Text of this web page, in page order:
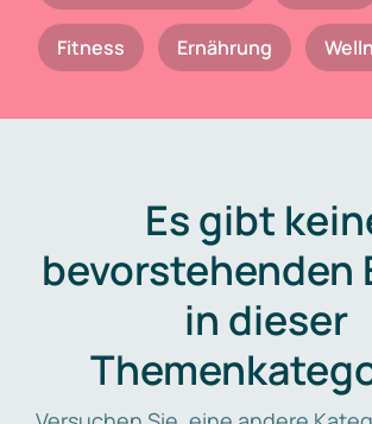
Fitness Ernährung
Es gibt
bevorstehenden
in dieser